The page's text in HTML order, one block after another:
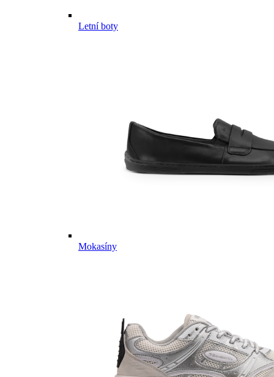
Letní boty
Mokasíny